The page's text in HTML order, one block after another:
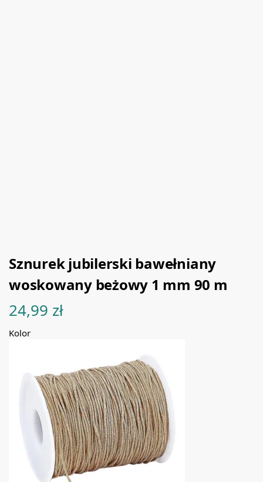
Sznurek jubilerski bawełniany
woskowany beżowy 1 mm 90 m
24,99 zł
Kolor